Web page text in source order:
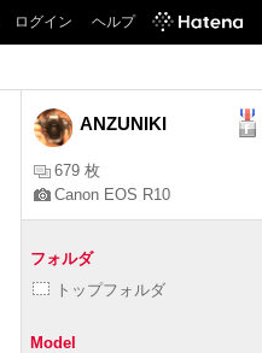
ログイン ヘルプ
ANZUNIKI
679 枚
Canon EOS R10
フォルダ
トップフォルダ
Model